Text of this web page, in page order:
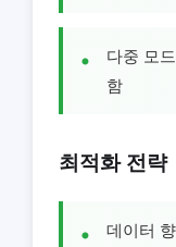
다중 모
함
최적화 전략
데이터